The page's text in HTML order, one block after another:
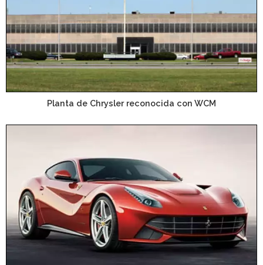
Planta de Chrysler reconocida con WCM